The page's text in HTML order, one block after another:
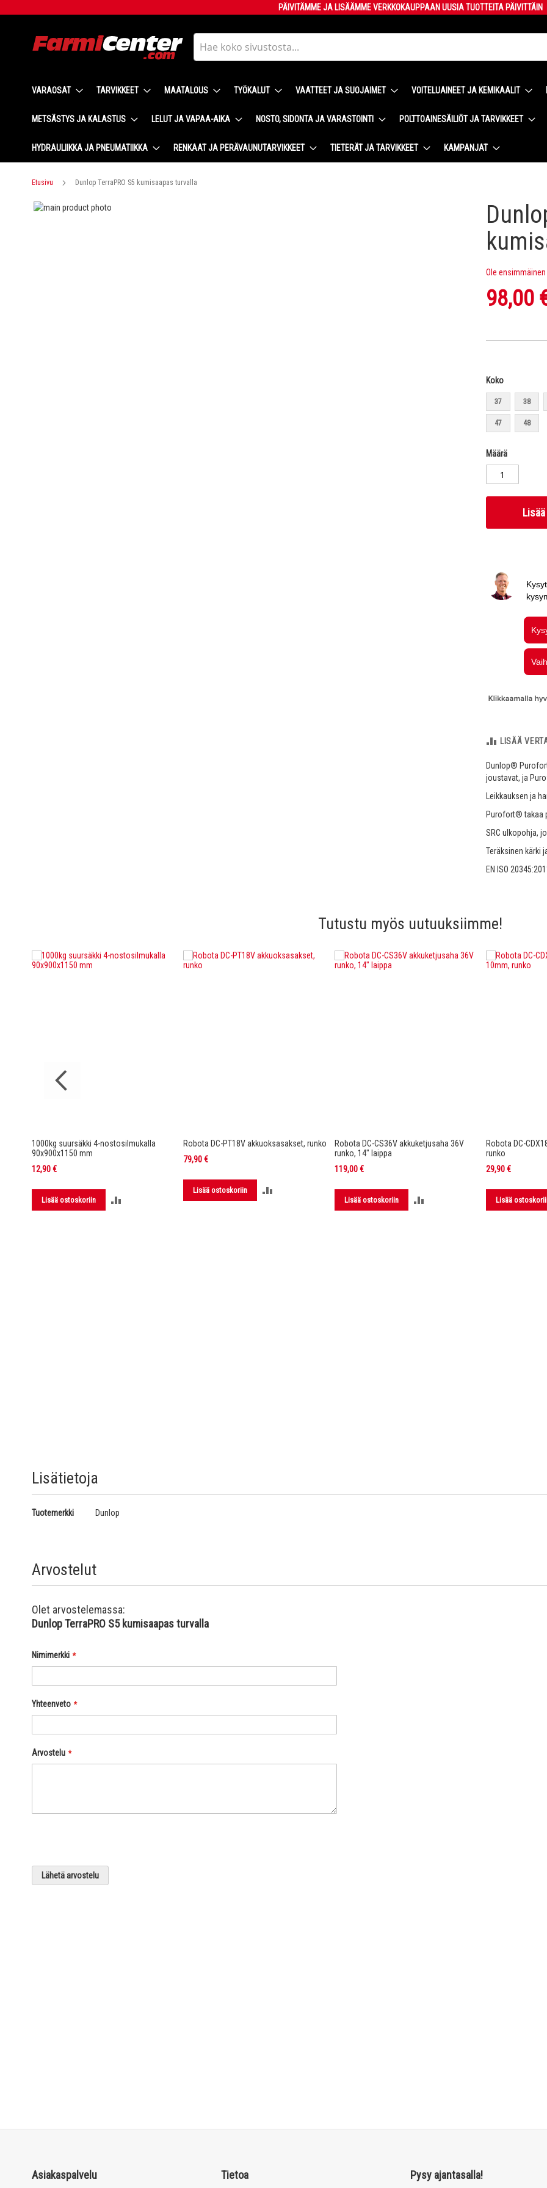
to
PÄIVITÄMME JA LISÄÄMME VERKKOKAUPPAAN UUSIA TUOTTEITA PÄIVITTÄIN
VARAOSAT TARVIKKEET MAATALOUS TYÖKALUT VAATTEET JA SUOJAIMET VOITELUAINEET JA KEMIKAALIT
METSÄSTYS JA KALASTUS LELUT JA VAPAA-AIKA NOSTO, SIDONTA JA VARASTOINTI POLTTOAINESÄILIÖT JA TARVIKKEET
HYDRAULIIKKA JA PNEUMATIIKKA RENKAAT JA PERÄVAUNUTARVIKKEET TIETERÄT JA TARVIKKEET KAMPANJAT
Etusivu Dunlop TerraPRO S5 kumisaapas turvalla
Skip
Ole
98,00
Koko
37 38
47 48
Määrä
LISÄÄ
Dunlop®
joustavat, ja
Leikkauksen ja
Purofort® takaa
SRC ulkopohja,
Teräksinen kärki
EN ISO
Tutustu myös uutuuksiimme!
1000kg suursäkki 4-nostosilmukalla
90x900x1150 mm
12,90 €
Lisää ostoskoriin
Robota DC-PT18V akkuoksasakset, runko
79,90 €
Lisää ostoskoriin
Robota DC-CS36V akkuketjusaha 36V
runko, 14" laippa
119,00 €
Lisää ostoskoriin
Robota DC-
runko
29,90 €
Lisää
Lisätietoja
Lisätietoja
Tuotemerkki Dunlop
Arvostelut
Olet arvostelemassa:
Dunlop TerraPRO S5 kumisaapas turvalla
Nimimerkki
Yhteenveto
Arvostelu
Lähetä arvostelu
Asiakaspalvelu Tietoa Pysy ajantasalla!